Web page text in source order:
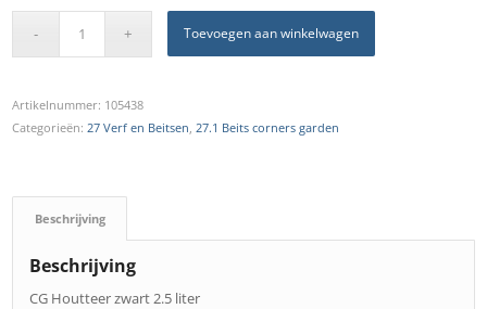
Toevoegen aan winkelwagen
Artikelnummer: 105438
Categorieën: 27 Verf en Beitsen 27.1 Beits corners garden
Beschrijving
Beschrijving
CG Houtteer zwart 2.5 liter